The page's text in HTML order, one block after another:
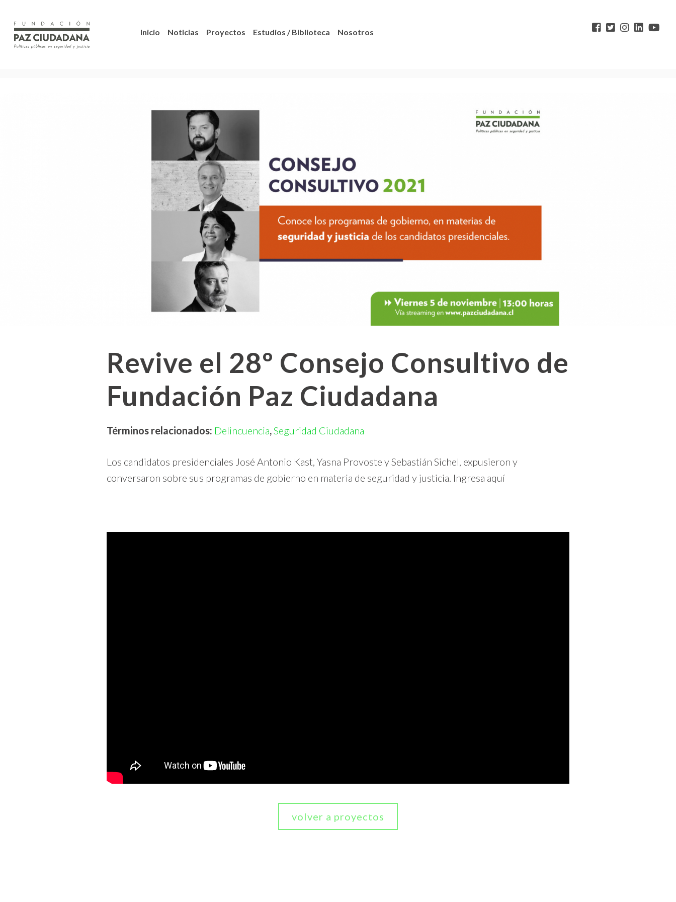
Inicio Noticias Proyectos Estudios / Biblioteca Nosotros
Revive el 28º Consejo Consultivo de
Fundación Paz Ciudadana
Términos relacionados: Delincuencia,Seguridad Ciudadana
Los candidatos presidenciales José Antonio Kast, Yasna Provoste y Sebastián Sichel, expusieron y
conversaron sobre sus programas de gobierno en materia de seguridad y justicia. Ingresa aquí
volver a proyectos